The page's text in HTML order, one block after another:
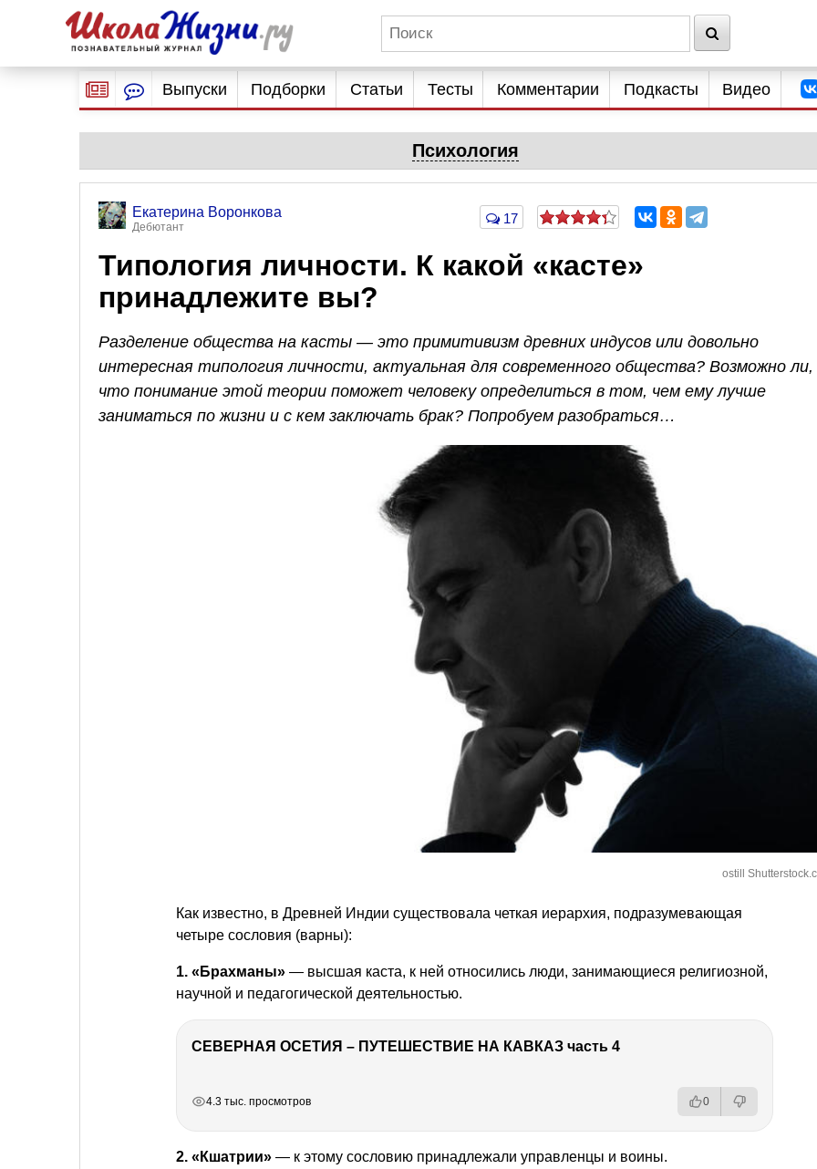
Выпуски Подборки Статьи Тесты Комментарии Подкасты Видео
Психология
Екатерина Воронкова
Дебютант
17
Типология личности. К какой «касте»
принадлежите вы?
Разделение общества на касты — это примитивизм древних индусов или довольно
интересная типология личности, актуальная для современного общества? Возможно ли,
что понимание этой теории поможет человеку определиться в том, чем ему лучше
заниматься по жизни и с кем заключать брак? Попробуем разобраться…
ostill
Как известно, в Древней Индии существовала четкая иерархия, подразумевающая
четыре сословия (варны):
1. «Брахманы» — высшая каста, к ней относились люди, занимающиеся религиозной,
научной и педагогической деятельностью.
СЕВЕРНАЯ ОСЕТИЯ – ПУТЕШЕСТВИЕ НА КАВКАЗ часть 4
4.3 тыс. просмотров 0
2. «Кшатрии» — к этому сословию принадлежали управленцы и воины.